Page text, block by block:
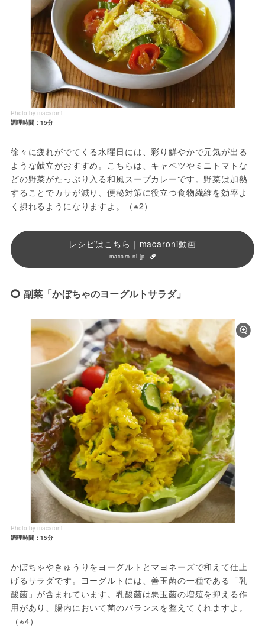
Photo by macaroni
調理時間：15分
徐々に疲れがでてくる水曜日には、彩り鮮やかで元気が出る
ような献立がおすすめ。こちらは、キャベツやミニトマトな
どの野菜がたっぷり入る和風スープカレーです。野菜は加熱
することでカサが減り、便秘対策に役立つ食物繊維を効率よ
く摂れるようになりますよ。（※2）
レシピはこちら｜macaroni動画
macaro-ni.jp
副菜「かぼちゃのヨーグルトサラダ」
Photo by macaroni
調理時間：15分
かぼちゃやきゅうりをヨーグルトとマヨネーズで和えて仕上
げるサラダです。ヨーグルトには、善玉菌の一種である「乳
酸菌」が含まれています。乳酸菌は悪玉菌の増殖を抑える作
用があり、腸内において菌のバランスを整えてくれますよ。
（※4）